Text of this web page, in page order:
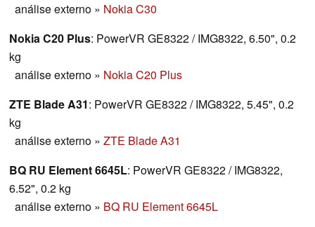
análise externo » Nokia C30
Nokia C20 Plus: PowerVR GE8322 / IMG8322, 6.50", 0.2
kg
análise externo » Nokia C20 Plus
ZTE Blade A31: PowerVR GE8322 / IMG8322, 5.45", 0.2
kg
análise externo » ZTE Blade A31
BQ RU Element 6645L: PowerVR GE8322 / IMG8322,
6.52", 0.2 kg
análise externo » BQ RU Element 6645L